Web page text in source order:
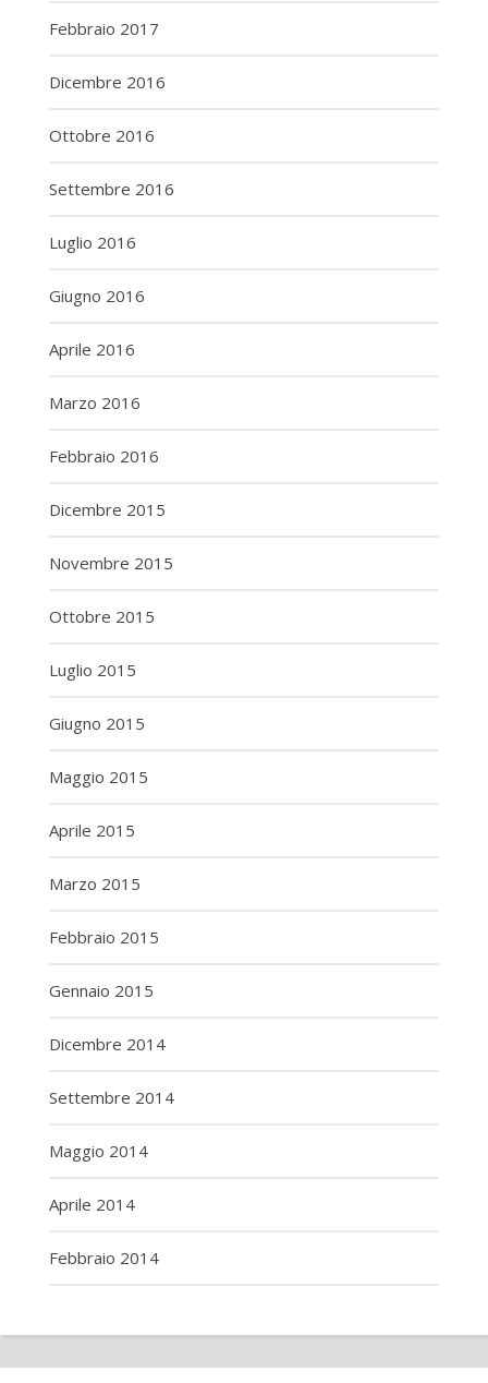
Febbraio 2017
Dicembre 2016
Ottobre 2016
Settembre 2016
Luglio 2016
Giugno 2016
Aprile 2016
Marzo 2016
Febbraio 2016
Dicembre 2015
Novembre 2015
Ottobre 2015
Luglio 2015
Giugno 2015
Maggio 2015
Aprile 2015
Marzo 2015
Febbraio 2015
Gennaio 2015
Dicembre 2014
Settembre 2014
Maggio 2014
Aprile 2014
Febbraio 2014